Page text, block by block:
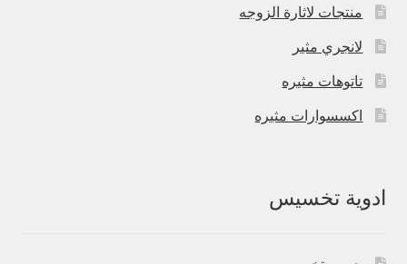
منتجات لاثارة الزوجه
لانجري مثير
تاتوهات مثيره
اكسسوارات مثيره
ادوية تخسيس